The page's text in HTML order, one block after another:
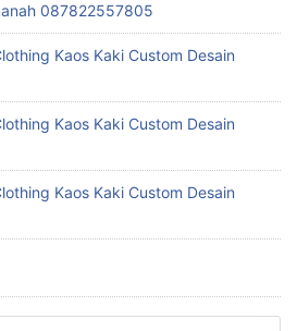
087822557805
Kaos Kaki Custom Desain
Kaos Kaki Custom Desain
Kaos Kaki Custom Desain